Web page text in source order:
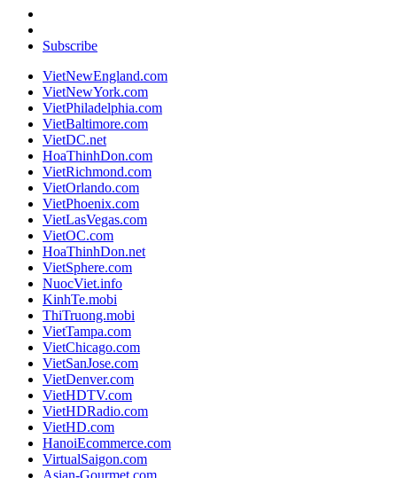
Subscribe
VietNewEngland.com
VietNewYork.com
VietPhiladelphia.com
VietBaltimore.com
VietDC.net
HoaThinhDon.com
VietRichmond.com
VietOrlando.com
VietPhoenix.com
VietLasVegas.com
VietOC.com
HoaThinhDon.net
VietSphere.com
NuocViet.info
KinhTe.mobi
ThiTruong.mobi
VietTampa.com
VietChicago.com
VietSanJose.com
VietDenver.com
VietHDTV.com
VietHDRadio.com
VietHD.com
HanoiEcommerce.com
VirtualSaigon.com
Asian-Gourmet.com